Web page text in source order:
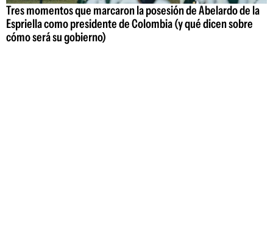
Tres momentos que marcaron la posesión de Abelardo de la
Espriella como presidente de Colombia (y qué dicen sobre
cómo será su gobierno)